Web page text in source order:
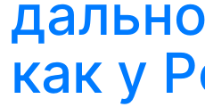
как у